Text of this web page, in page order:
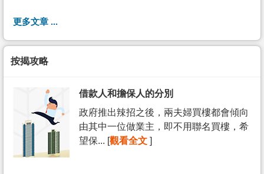
更多文章 ...
按揭攻略
借款人和擔保人的分別
政府推出辣招之後，兩夫婦買樓都會傾向
由其中一位做業主，即不用聯名買樓，希
望保... [觀看全文 ]